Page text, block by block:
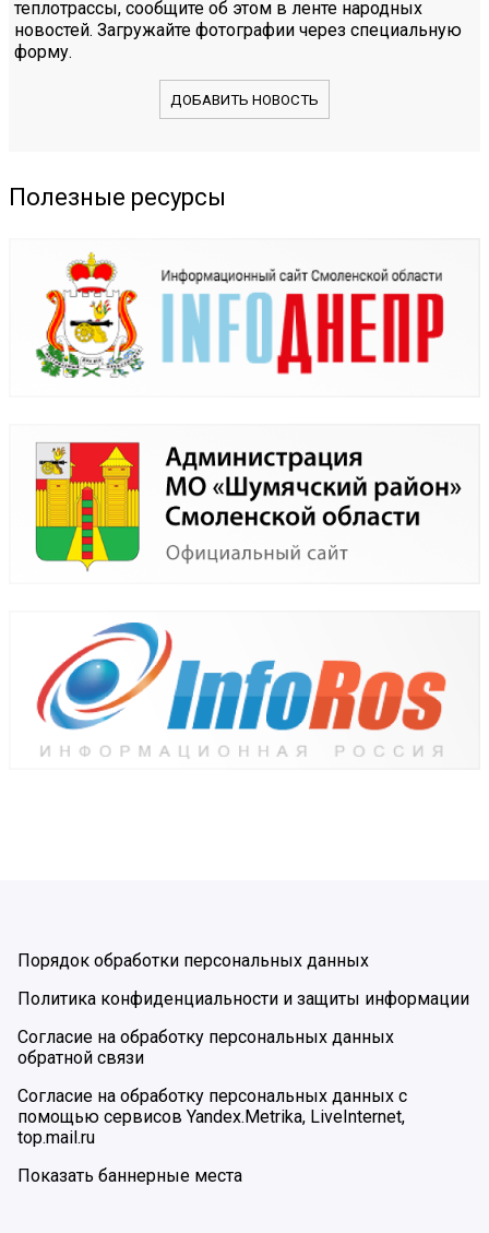
теплотрассы, сообщите об этом в ленте народных
новостей. Загружайте фотографии через специальную
форму.
ДОБАВИТЬ НОВОСТЬ
Полезные ресурсы
Порядок обработки персональных данных
Политика конфиденциальности и защиты информации
Согласие на обработку персональных данных
обратной связи
Согласие на обработку персональных данных с
помощью сервисов Yandex.Metrika, LiveInternet,
top.mail.ru
Показать баннерные места